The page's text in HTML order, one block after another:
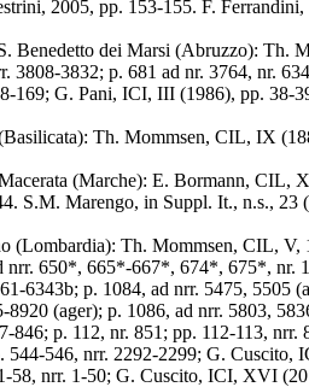
2005, pp. 153-155. F.
Benedetto dei Marsi (Abruzzo): Th.
3808-3832; p. 681 ad nr. 3764, nr.
169; G. Pani, ICI, III (1986), pp. 38-
Th. Mommsen, CIL, IX
(Marche): E. Bormann, CIL,
S.M. Marengo, in Suppl. It., n.s.,
(Lombardia): Th. Mommsen, CIL,
650*, 665*-667*, 674*, 675*, nr.
6343b; p. 1084, ad nrr. 5475, 5505
8920 (ager); p. 1086, ad nrr. 5803,
846; p. 112, nr. 851; pp. 112-113,
546, nrr. 2292-2299; G.
nrr. 1-50; G. Cuscito, ICI, XVI